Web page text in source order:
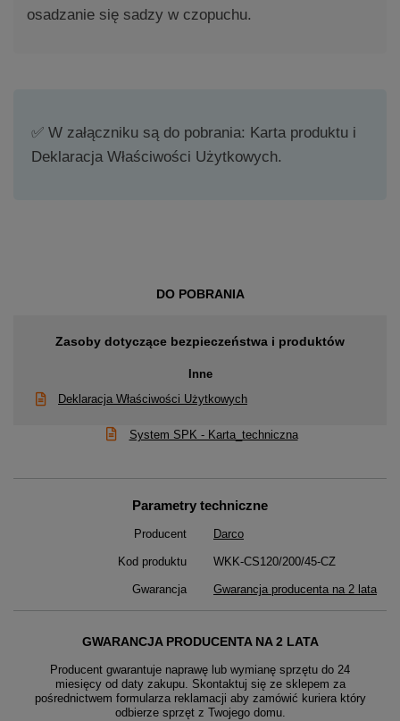
osadzanie się sadzy w czopuchu.
✅ W załączniku są do pobrania: Karta produktu i
Deklaracja Właściwości Użytkowych.
DO POBRANIA
Zasoby dotyczące bezpieczeństwa i produktów
Inne
Deklaracja Właściwości Użytkowych
System SPK - Karta_techniczna
Parametry techniczne
Producent Darco
Kod produktu WKK-CS120/200/45-CZ
Gwarancja Gwarancja producenta na 2 lata
GWARANCJA PRODUCENTA NA 2 LATA
Producent gwarantuje naprawę lub wymianę sprzętu do 24
miesięcy od daty zakupu. Skontaktuj się ze sklepem za
pośrednictwem formularza reklamacji aby zamówić kuriera który
odbierze sprzęt z Twojego domu.